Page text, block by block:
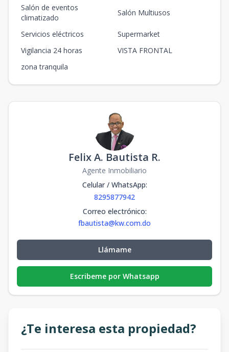
Salón de eventos
climatizado
Salón Multiusos
Servicios eléctricos
Supermarket
Vigilancia 24 horas
VISTA FRONTAL
zona tranquila
Felix A. Bautista R.
Agente Inmobiliario
Celular / WhatsApp:
8295877942
Correo electrónico:
fbautista@kw.com.do
Llámame
Escribeme por Whatsapp
¿Te interesa esta propiedad?